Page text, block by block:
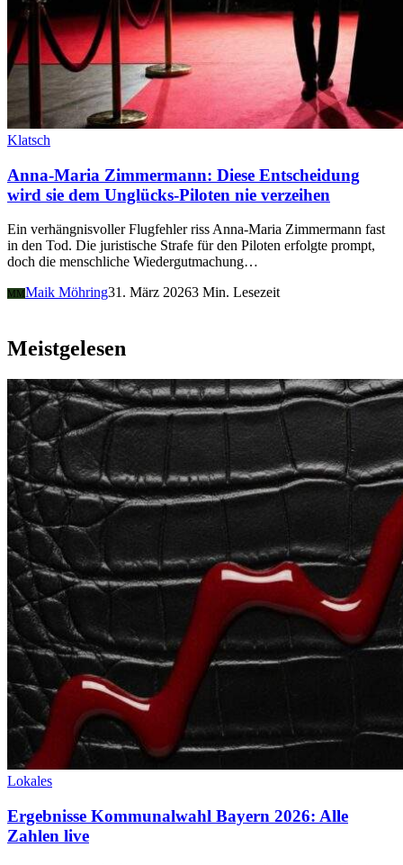
Klatsch
Anna-Maria Zimmermann: Diese Entscheidung
wird sie dem Unglücks-Piloten nie verzeihen
Ein verhängnisvoller Flugfehler riss Anna-Maria Zimmermann fast
in den Tod. Die juristische Strafe für den Piloten erfolgte prompt,
doch die menschliche Wiedergutmachung…
MM Maik Möhring31. März 20263 Min. Lesezeit
Meistgelesen
Lokales
Ergebnisse Kommunalwahl Bayern 2026: Alle
Zahlen live